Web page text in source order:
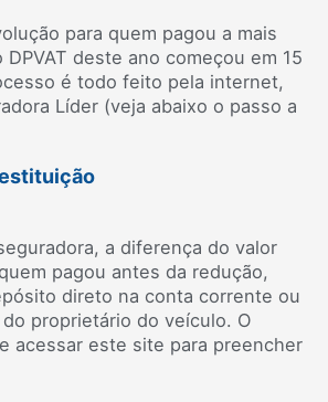
para quem pagou a mais
deste ano começou em 15
é todo feito pela internet,
Líder (veja abaixo o passo a
a diferença do valor
pagou antes da redução,
direto na conta corrente ou
proprietário do veículo. O
acessar este site para preencher